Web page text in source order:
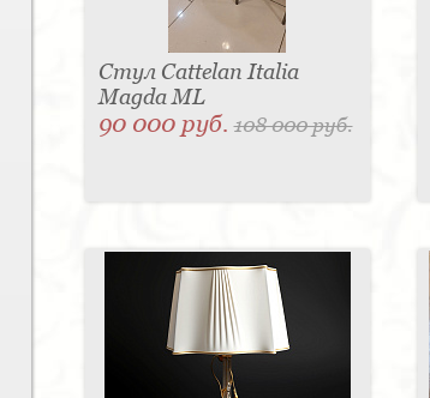
Стул Cattelan Italia
Magda ML
90 000 руб.108 000 руб.